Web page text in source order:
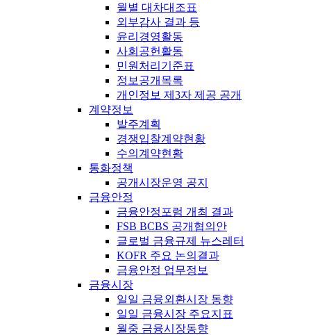
월별 대차대조표
외부감사 결과 등
윤리경영활동
사회공헌활동
민원처리기준표
정보공개목록
개인정보 제3자 제공 공개
계약정보
발주계획
경쟁입찰계약현황
수의계약현황
통화정책
공개시장운영 공지
금융안정
금융안정포럼 개최 결과
FSB BCBS 공개협의안
글로벌 금융규제 뉴스레터
KOFR 주요 논의결과
금융안정 업무정보
금융시장
일일 금융외환시장 동향
일일 금융시장 주요지표
월중 금융시장동향